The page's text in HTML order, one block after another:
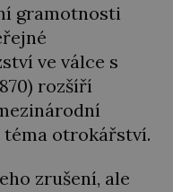
gramotnosti
ve válce s
rozšíří
téma otrokářství.
zrušení, ale